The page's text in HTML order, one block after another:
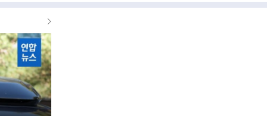
더
보
기